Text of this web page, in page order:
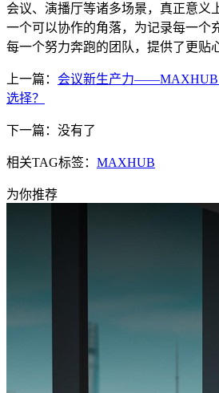
会议、演播厅等诸多场景，真正意义
一个可以协作的角落，为记录每一个
每一个努力奔跑的团队，提供了更贴
上一篇： 会议新生产力——MAXHUB
选择？
下一篇：没有了
相关TAG标签： MAXHUB
为你推荐